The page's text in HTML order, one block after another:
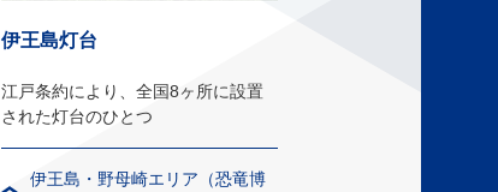
伊王島灯台
江戸条約により、全国8ヶ所に設置
された灯台のひとつ
伊王島・野母崎エリア（恐竜博